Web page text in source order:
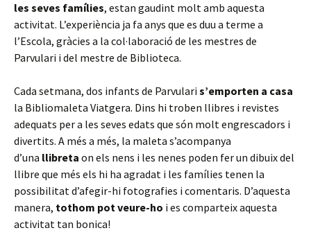
les seves famílies, estan gaudint molt amb aquesta
activitat. L’experiència ja fa anys que es duu a terme a
l’Escola, gràcies a la col·laboració de les mestres de
Parvulari i del mestre de Biblioteca.
Cada setmana, dos infants de Parvulari s’emporten a casa
la Bibliomaleta Viatgera. Dins hi troben llibres i revistes
adequats per a les seves edats que són molt engrescadors i
divertits. A més a més, la maleta s’acompanya
d’una llibreta on els nens i les nenes poden fer un dibuix del
llibre que més els hi ha agradat i les famílies tenen la
possibilitat d’afegir-hi fotografies i comentaris. D’aquesta
manera, tothom pot veure-ho i es comparteix aquesta
activitat tan bonica!